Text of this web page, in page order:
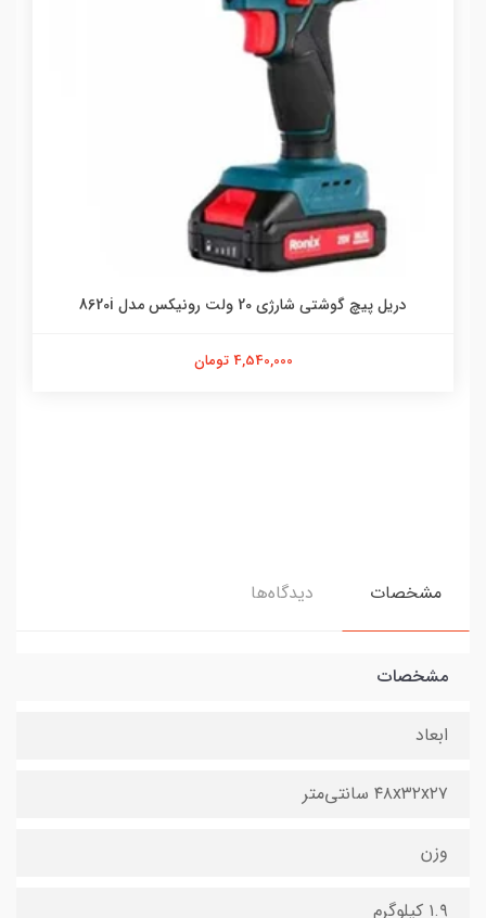
دریل پیچ گوشتی شارژی 20 ولت رونیکس مدل 8620i
4,540,000 تومان
مشخصات دیدگاه‌ها
مشخصات
ابعاد
۴۸x۳۲x۲۷ سانتی‌متر
وزن
۱.۹ کیلوگرم